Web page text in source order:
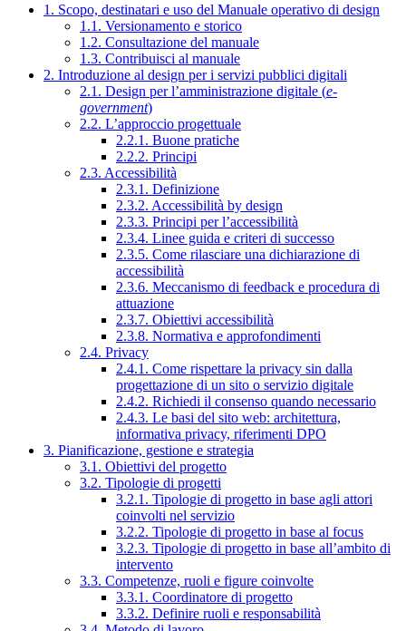
1. Scopo, destinatari e uso del Manuale operativo di design
1.1. Versionamento e storico
1.2. Consultazione del manuale
1.3. Contribuisci al manuale
2. Introduzione al design per i servizi pubblici digitali
2.1. Design per l’amministrazione digitale (e-
government)
2.2. L’approccio progettuale
2.2.1. Buone pratiche
2.2.2. Principi
2.3. Accessibilità
2.3.1. Definizione
2.3.2. Accessibilità by design
2.3.3. Principi per l’accessibilità
2.3.4. Linee guida e criteri di successo
2.3.5. Come rilasciare una dichiarazione di
accessibilità
2.3.6. Meccanismo di feedback e procedura di
attuazione
2.3.7. Obiettivi accessibilità
2.3.8. Normativa e approfondimenti
2.4. Privacy
2.4.1. Come rispettare la privacy sin dalla
progettazione di un sito o servizio digitale
2.4.2. Richiedi il consenso quando necessario
2.4.3. Le basi del sito web: architettura,
informativa privacy, riferimenti DPO
3. Pianificazione, gestione e strategia
3.1. Obiettivi del progetto
3.2. Tipologie di progetti
3.2.1. Tipologie di progetto in base agli attori
coinvolti nel servizio
3.2.2. Tipologie di progetto in base al focus
3.2.3. Tipologie di progetto in base all’ambito di
intervento
3.3. Competenze, ruoli e figure coinvolte
3.3.1. Coordinatore di progetto
3.3.2. Definire ruoli e responsabilità